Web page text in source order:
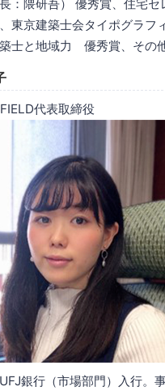
長：隈研吾） 優秀賞、住宅
東京建築士会タイポグラ
士と地域力 優秀賞、その
代表取締役
銀行（市場部門）入行。